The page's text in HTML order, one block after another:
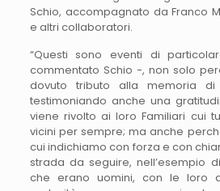
Schio, accompagnato da Franco
e altri collaboratori.
“Questi sono eventi di
commentato Schio -, non solo
dovuto tributo alla memoria di
testimoniando anche una
viene rivolto ai loro Familiari cui
vicini per sempre; ma anche
cui indichiamo con forza e con
strada da seguire, nell’esempio
che erano uomini, con le loro